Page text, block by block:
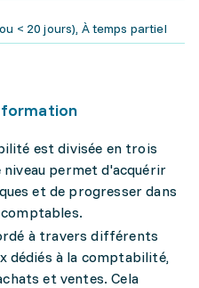
< 20 jours), À temps partiel
formation
est divisée en trois
niveau permet d'acquérir
et de progresser dans
à travers différents
dédiés à la comptabilité,
et ventes. Cela